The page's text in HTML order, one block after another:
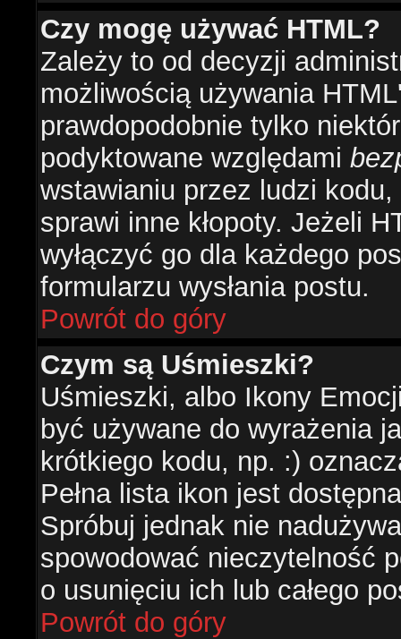
Czy mogę używać HTML?
Zależy to od decyzji
możliwością używania
prawdopodobnie tylko
podyktowane względami
wstawianiu przez ludzi
sprawi inne kłopoty. Jeżeli
wyłączyć go dla każdego
formularzu wysłania postu.
Powrót do góry
Czym są Uśmieszki?
Uśmieszki, albo Ikony
być używane do wyrażenia
krótkiego kodu, np. :)
Pełna lista ikon jest
Spróbuj jednak nie
spowodować nieczytelność
o usunięciu ich lub całego
Powrót do góry